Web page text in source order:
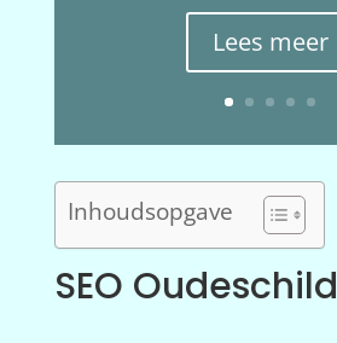
Lees meer
Inhoudsopgave
SEO Oudeschild